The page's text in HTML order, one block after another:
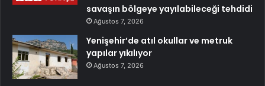
savaşın bölgeye yayılabileceği tehdidi
Ağustos 7, 2026
Yenişehir’de atıl okullar ve metruk
yapılar yıkılıyor
Ağustos 7, 2026